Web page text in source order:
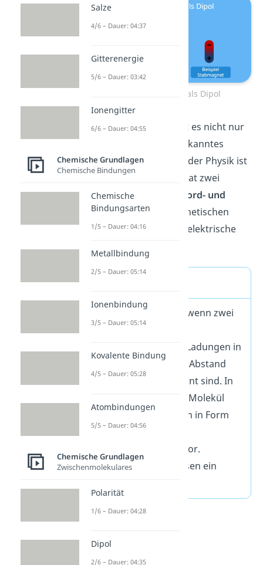
Wassermolekül als Dipol
Übrigens:Dipole gibt es nicht nur
in der Chemie: Ein bekanntes
Beispiel für Dipole in der Physik ist
der Stabmagnet. Er hat zwei
magnetische Pole (
Nord- und
Südpol). Neben magnetischen
Dipolen gibt es auch elektrische
Ein Dipol entsteht, wenn zwei
entgegengesetzte Ladungen in
einem bestimmten Abstand
voneinander entfernt sind. In
einem chemischen Molekül
liegen die Ladungen in Form
von Teilladungen
(Partialladungen) vor.
Dipolmoleküle weisen ein
Salze
4/6 – Dauer: 04:37
Gitterenergie
5/6 – Dauer: 03:42
Ionengitter
6/6 – Dauer: 04:55
Chemische Grundlagen
Chemische Bindungen
Chemische
Bindungsarten
1/5 – Dauer: 04:16
Metallbindung
2/5 – Dauer: 05:14
Ionenbindung
3/5 – Dauer: 05:14
Kovalente Bindung
4/5 – Dauer: 05:28
Atombindungen
5/5 – Dauer: 04:56
Chemische Grundlagen
Zwischenmolekulares
Polarität
1/6 – Dauer: 04:28
Dipol
2/6 – Dauer: 04:35